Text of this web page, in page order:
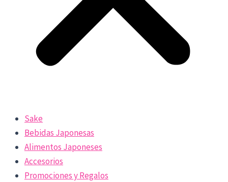
Sake
Bebidas Japonesas
Alimentos Japoneses
Accesorios
Promociones y Regalos